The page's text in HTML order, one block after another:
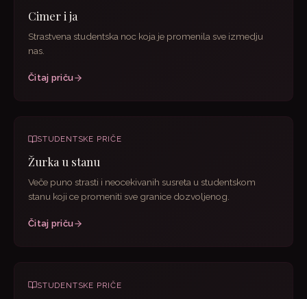
Cimer i ja
Strastvena studentska noc koja je promenila sve izmedju
nas.
Čitaj priču
STUDENTSKE PRIČE
Žurka u stanu
Veče puno strasti i neocekivanih susreta u studentskom
stanu koji ce promeniti sve granice dozvoljenog.
Čitaj priču
STUDENTSKE PRIČE